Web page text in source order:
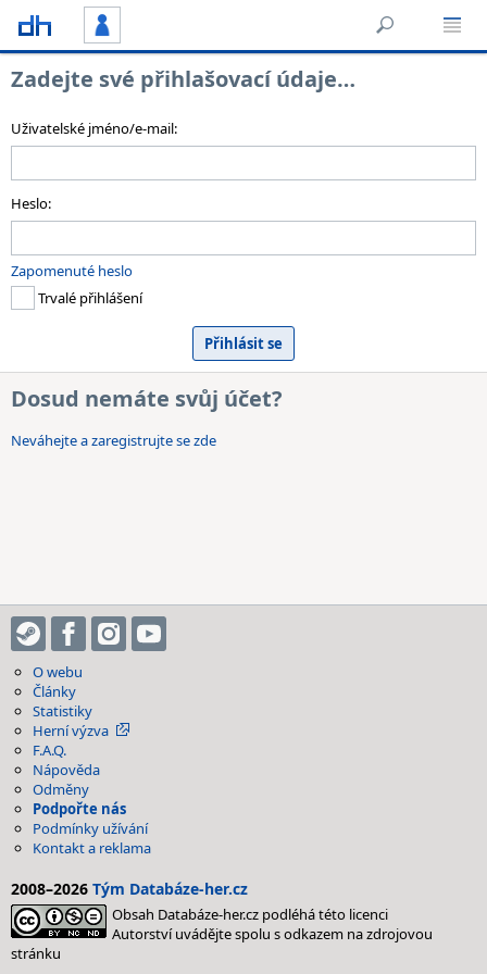
Zadejte své přihlašovací údaje…
Uživatelské jméno/e-mail:
Heslo:
Zapomenuté heslo
Trvalé přihlášení
Dosud nemáte svůj účet?
Neváhejte a zaregistrujte se zde
O webu
Články
Statistiky
Herní výzva
F.A.Q.
Nápověda
Odměny
Podpořte nás
Podmínky užívání
Kontakt a reklama
2008–2026 Tým Databáze-her.cz
Obsah Databáze-her.cz podléhá této licenci
Autorství uvádějte spolu s odkazem na zdrojovou
stránku